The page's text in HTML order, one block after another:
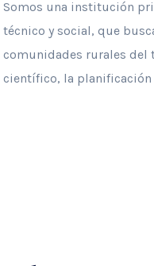
Somos una institución
técnico y social, que
comunidades rurales del
científico, la